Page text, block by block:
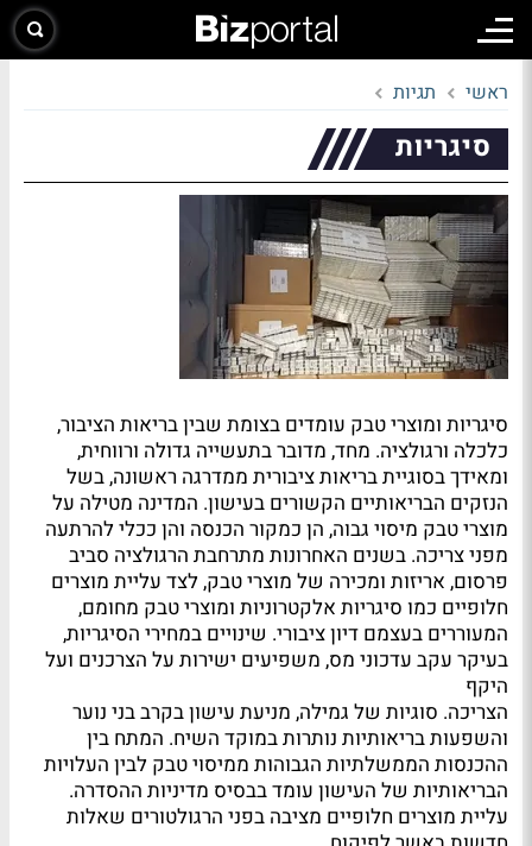
ראשי תגיות
סיגריות
סיגריות ומוצרי טבק עומדים בצומת שבין בריאות הציבור,
כלכלה ורגולציה. מחד, מדובר בתעשייה גדולה ורווחית,
ומאידך בסוגיית בריאות ציבורית ממדרגה ראשונה, בשל
הנזקים הבריאותיים הקשורים בעישון. המדינה מטילה על
מוצרי טבק מיסוי גבוה, הן כמקור הכנסה והן ככלי להרתעה
מפני צריכה. בשנים האחרונות מתרחבת הרגולציה סביב
פרסום, אריזות ומכירה של מוצרי טבק, לצד עליית מוצרים
חלופיים כמו סיגריות אלקטרוניות ומוצרי טבק מחומם,
המעוררים בעצמם דיון ציבורי. שינויים במחירי הסיגריות,
בעיקר עקב עדכוני מס, משפיעים ישירות על הצרכנים ועל
היקף
הצריכה. סוגיות של גמילה, מניעת עישון בקרב בני נוער
והשפעות בריאותיות נותרות במוקד השיח. המתח בין
ההכנסות הממשלתיות הגבוהות ממיסוי טבק לבין העלויות
הבריאותיות של העישון עומד בבסיס מדיניות ההסדרה.
עליית מוצרים חלופיים מציבה בפני הרגולטורים שאלות